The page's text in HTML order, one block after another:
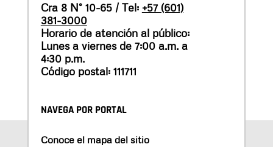
Cra 8 N° 10-65 / Tel: +57 (601)
381-3000
Horario de atención al público:
Lunes a viernes de 7:00 a.m. a
4:30 p.m.
Código postal: 111711
NAVEGA POR PORTAL
Conoce el mapa del sitio